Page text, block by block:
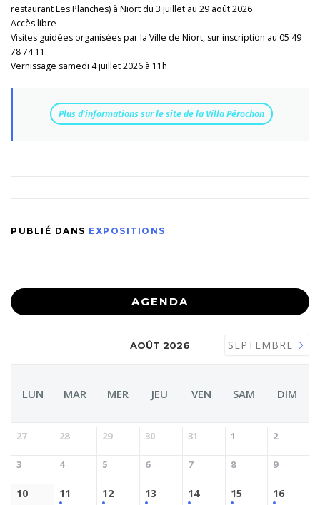
restaurant Les Planches) à Niort du 3 juillet au 29 août 2026
Accès libre
Visites guidées organisées par la Ville de Niort, sur inscription au 05 49
78 74 11
Vernissage samedi 4 juillet 2026 à 11h
Plus d’informations sur le site de la Villa Pérochon
PUBLIÉ DANS EXPOSITIONS
AGENDA
AOÛT 2026 SEPTEMBRE
LUN MAR MER JEU VEN SAM DIM
27 28 29 30 31 1 2
3 4 5 6 7 8 9
10 11 12 13 14 15 16